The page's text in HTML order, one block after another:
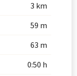
3 km
59 m
63 m
0:50 h